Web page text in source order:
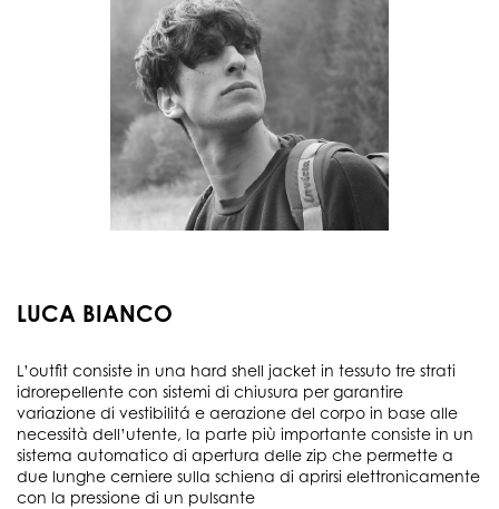
LUCA BIANCO
L’outfit consiste in una hard shell jacket in tessuto tre strati
idrorepellente con sistemi di chiusura per garantire
variazione di vestibilitá e aerazione del corpo in base alle
necessità dell’utente, la parte più importante consiste in un
sistema automatico di apertura delle zip che permette a
due lunghe cerniere sulla schiena di aprirsi elettronicamente
con la pressione di un pulsante